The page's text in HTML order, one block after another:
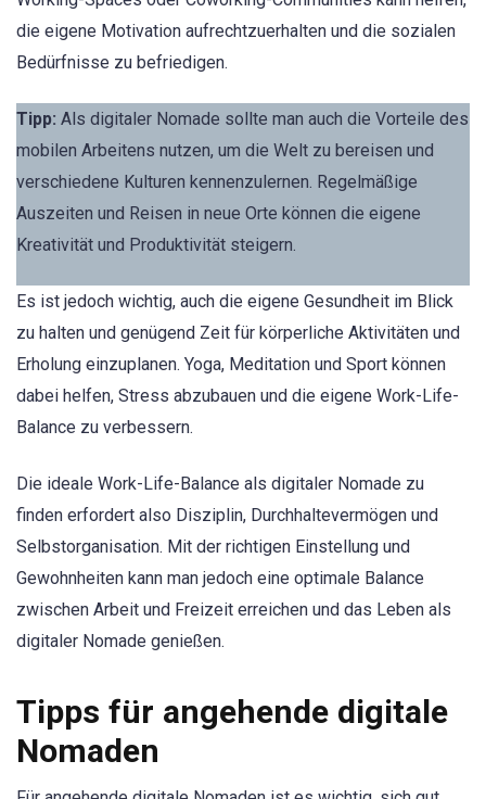
die eigene Motivation aufrechtzuerhalten und die sozialen
Bedürfnisse zu befriedigen.
Tipp: Als digitaler Nomade sollte man auch die Vorteile des
mobilen Arbeitens nutzen, um die Welt zu bereisen und
verschiedene Kulturen kennenzulernen. Regelmäßige
Auszeiten und Reisen in neue Orte können die eigene
Kreativität und Produktivität steigern.
Es ist jedoch wichtig, auch die eigene Gesundheit im Blick
zu halten und genügend Zeit für körperliche Aktivitäten und
Erholung einzuplanen. Yoga, Meditation und Sport können
dabei helfen, Stress abzubauen und die eigene Work-Life-
Balance zu verbessern.
Die ideale Work-Life-Balance als digitaler Nomade zu
finden erfordert also Disziplin, Durchhaltevermögen und
Selbstorganisation. Mit der richtigen Einstellung und
Gewohnheiten kann man jedoch eine optimale Balance
zwischen Arbeit und Freizeit erreichen und das Leben als
digitaler Nomade genießen.
Tipps für angehende digitale
Nomaden